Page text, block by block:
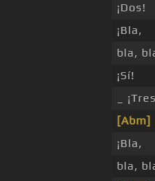
¡Dos!
¡Bla,
bla,
¡Sí!
_
[Abm]
¡Bla,
bla,